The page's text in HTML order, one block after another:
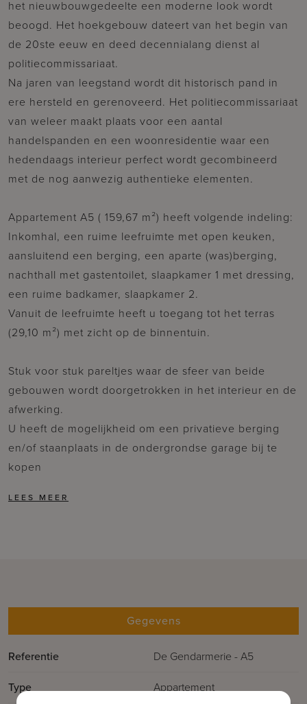
het nieuwbouwgedeelte een moderne look wordt
beoogd. Het hoekgebouw dateert van het begin van
de 20ste eeuw en deed decennialang dienst al
politiecommissariaat.
Na jaren van leegstand wordt dit historisch pand in
ere hersteld en gerenoveerd. Het politiecommissariaat
van weleer maakt plaats voor een aantal
handelspanden en een woonresidentie waar een
hedendaags interieur perfect wordt gecombineerd
met de nog aanwezig authentieke elementen.
Appartement A5 ( 159,67 m²) heeft volgende indeling:
Inkomhal, een ruime leefruimte met open keuken,
aansluitend een berging, een aparte (was)berging,
nachthall met gastentoilet, slaapkamer 1 met dressing,
een ruime badkamer, slaapkamer 2.
Vanuit de leefruimte heeft u toegang tot het terras
(29,10 m²) met zicht op de binnentuin.
Stuk voor stuk pareltjes waar de sfeer van beide
gebouwen wordt doorgetrokken in het interieur en de
afwerking.
U heeft de mogelijkheid om een privatieve berging
en/of staanplaats in de ondergrondse garage bij te
kopen
Gegevens
Referentie
De Gendarmerie - A5
Type
Appartement